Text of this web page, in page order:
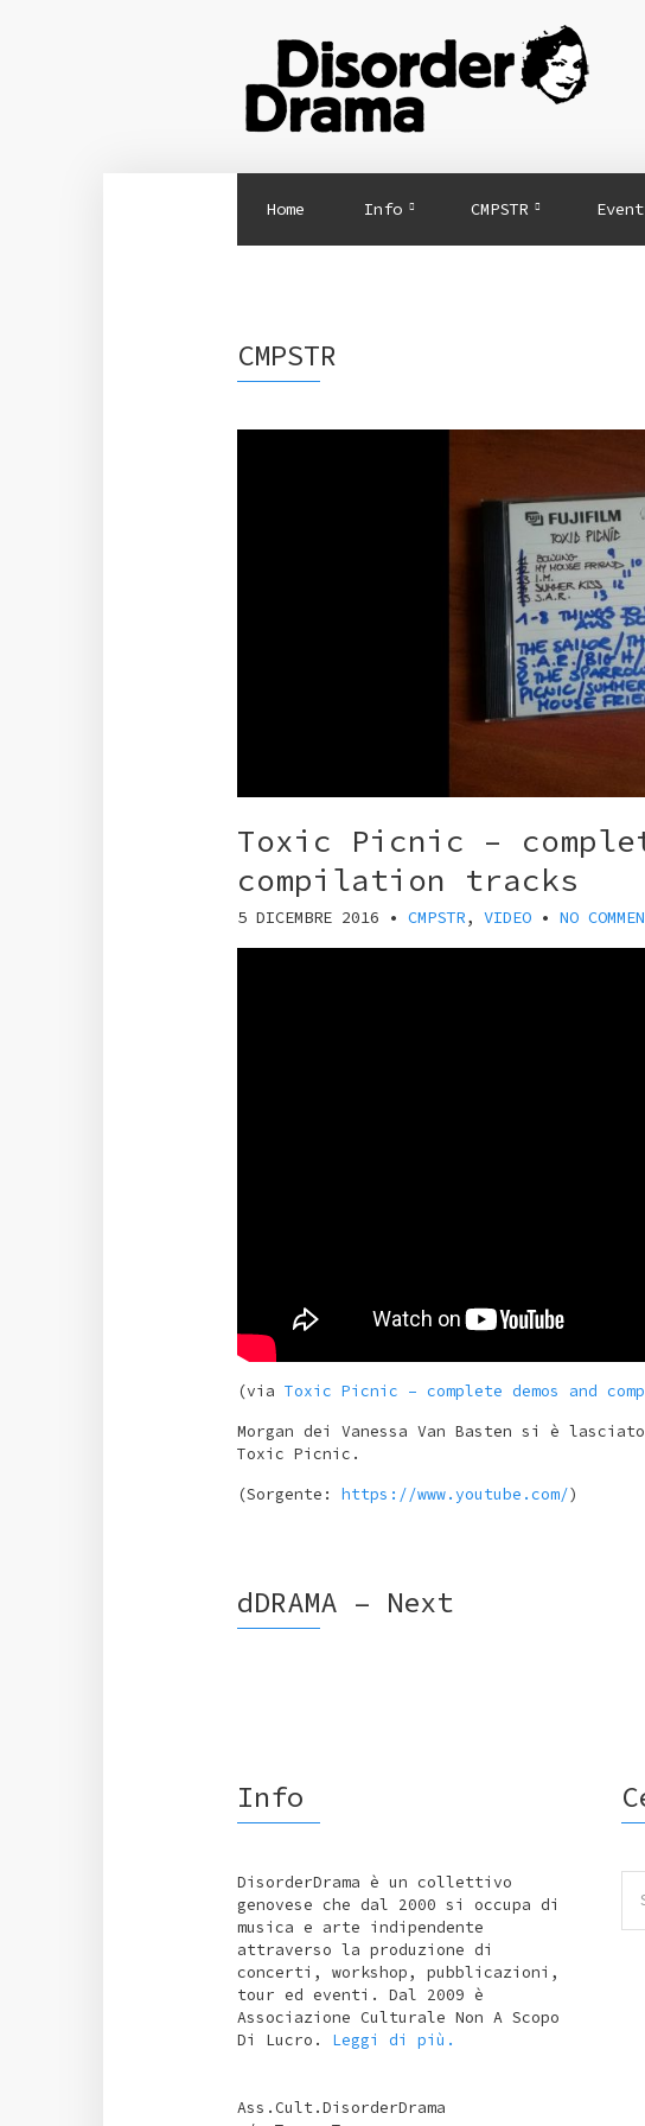
Home Info CMPSTR
CMPSTR
Toxic Picnic –
compilation tracks
5 DICEMBRE 2016 • CMPSTR, VIDEO• NO
(via Toxic Picnic – complete demos and
Morgan dei Vanessa Van Basten si è
Toxic Picnic.
(Sorgente: https://www.youtube.com/)
dDRAMA – Next
Info
DisorderDrama è un collettivo
genovese che dal 2000 si occupa di
musica e arte indipendente
attraverso la produzione di
concerti, workshop, pubblicazioni,
tour ed eventi. Dal 2009 è
Associazione Culturale Non A Scopo
Di Lucro. Leggi di più.
Ass.Cult.DisorderDrama